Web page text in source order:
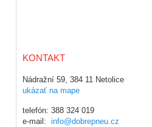
KONTAKT
Nádražní 59, 384 11 Netolice
ukázať na mape
telefón: 388 324 019
e-mail: info@dobrepneu.cz